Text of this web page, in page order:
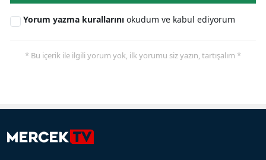
Yorum yazma kurallarını okudum ve kabul ediyorum
* Bu içerik ile ilgili yorum yok, ilk yorumu siz yazın, tartışalım *